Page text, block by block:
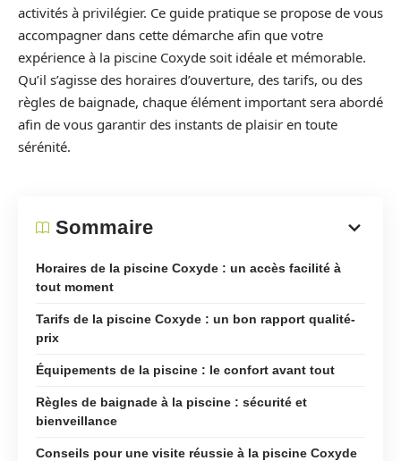
activités à privilégier. Ce guide pratique se propose de vous
accompagner dans cette démarche afin que votre
expérience à la piscine Coxyde soit idéale et mémorable.
Qu’il s’agisse des horaires d’ouverture, des tarifs, ou des
règles de baignade, chaque élément important sera abordé
afin de vous garantir des instants de plaisir en toute
sérénité.
Sommaire
Horaires de la piscine Coxyde : un accès facilité à
tout moment
Tarifs de la piscine Coxyde : un bon rapport qualité-
prix
Équipements de la piscine : le confort avant tout
Règles de baignade à la piscine : sécurité et
bienveillance
Conseils pour une visite réussie à la piscine Coxyde